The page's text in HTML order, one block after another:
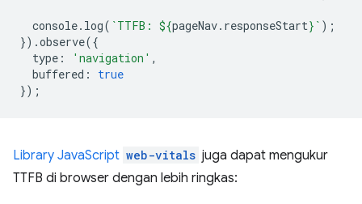
console. log( `TTFB: ${pageNav. responseStart} ` );
}).observe({
type : 'navigation' ,
buffered :
true
});
Library JavaScript web-vitals juga dapat mengukur
TTFB di browser dengan lebih ringkas: